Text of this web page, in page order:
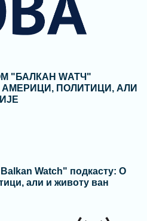
"БАЛКАН WАТЧ"
АМЕРИЦИ, ПОЛИТИЦИ, АЛИ
Watch" подкасту: О
али и животу ван